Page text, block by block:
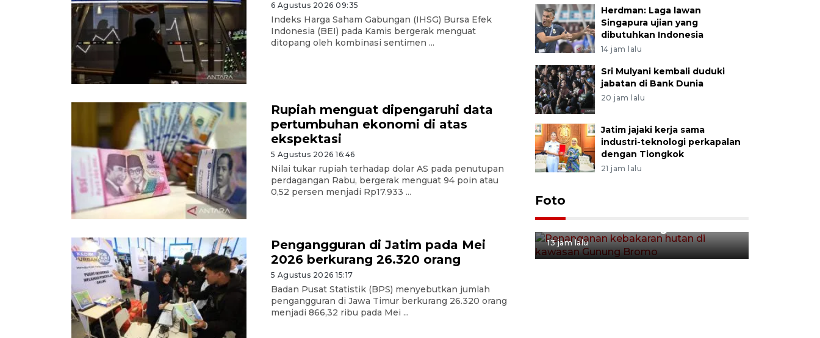
6 Agustus 2026 09:35
Indeks Harga Saham Gabungan (IHSG) Bursa Efek
Indonesia (BEI) pada Kamis bergerak menguat
ditopang oleh kombinasi sentimen ...
Rupiah menguat dipengaruhi data
pertumbuhan ekonomi di atas
ekspektasi
5 Agustus 2026 16:46
Nilai tukar rupiah terhadap dolar AS pada penutupan
perdagangan Rabu, bergerak menguat 94 poin atau
0,52 persen menjadi Rp17.933 ...
Pengangguran di Jatim pada Mei
2026 berkurang 26.320 orang
5 Agustus 2026 15:17
Badan Pusat Statistik (BPS) menyebutkan jumlah
pengangguran di Jawa Timur berkurang 26.320 orang
menjadi 866,32 ribu pada Mei ...
Herdman: Laga lawan
Singapura ujian yang
dibutuhkan Indonesia
14 jam lalu
Sri Mulyani kembali duduki
jabatan di Bank Dunia
20 jam lalu
Jatim jajaki kerja sama
industri-teknologi perkapalan
dengan Tiongkok
21 jam lalu
Foto
Uji fungsi jembatan kereta api
Penanganan kebakaran hutan
13 jam lalu